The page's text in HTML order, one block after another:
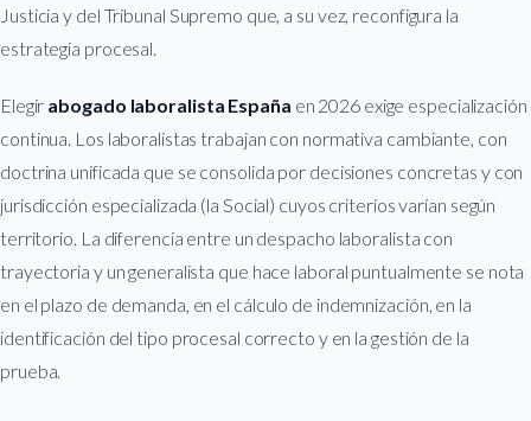
Justicia y del Tribunal Supremo que, a su vez, reconfigura la
estrategia procesal.
Elegir abogado laboralista España en 2026 exige especialización
continua. Los laboralistas trabajan con normativa cambiante, con
doctrina unificada que se consolida por decisiones concretas y con
jurisdicción especializada (la Social) cuyos criterios varían según
territorio. La diferencia entre un despacho laboralista con
trayectoria y un generalista que hace laboral puntualmente se nota
en el plazo de demanda, en el cálculo de indemnización, en la
identificación del tipo procesal correcto y en la gestión de la
prueba.